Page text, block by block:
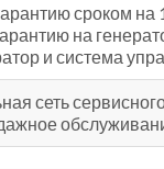
сроком на
на
и система
сеть